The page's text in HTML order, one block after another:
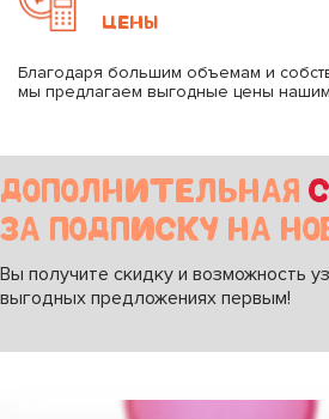
ЦЕНЫ
Благодаря большим объемам и
мы предлагаем выгодные цены
ДОПОЛНИТЕЛЬНАЯ
ЗА ПОДПИСКУ НА
Вы получите скидку и возможность
выгодных предложениях первым!